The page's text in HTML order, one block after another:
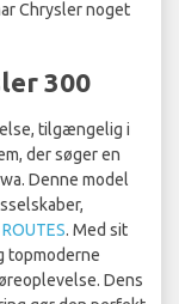
Chrysler noget
300
tilgængelig i
der søger en
Denne model
ROUTES. Med sit
topmoderne
Dens